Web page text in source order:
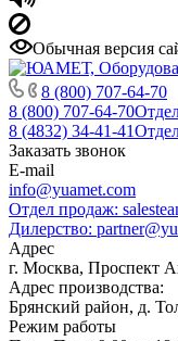
Обычная версия
8 (800) 707-64-70
8 (800) 707-64-70
8 (4832) 34-41-41
Заказать звонок
E-mail
info@yuamet.com
Отдел продаж:
Дилерство:
Адрес
г. Москва, Проспект
Адрес производства:
Брянский район, д.
Режим работы